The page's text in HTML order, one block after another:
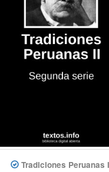
Tradiciones Peruanas